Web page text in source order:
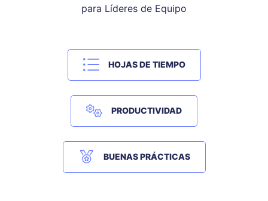
para Líderes de Equipo
HOJAS DE TIEMPO
PRODUCTIVIDAD
BUENAS PRÁCTICAS